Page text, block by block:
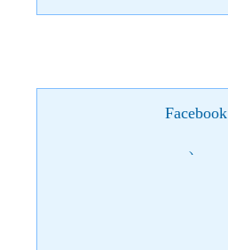
Facebook
)